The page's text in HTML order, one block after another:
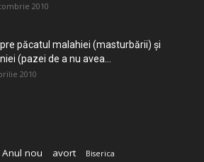
2010
păcatul malahiei (masturbării) şi
(pazei de a nu avea...
2010
Anul nou avort Biserica